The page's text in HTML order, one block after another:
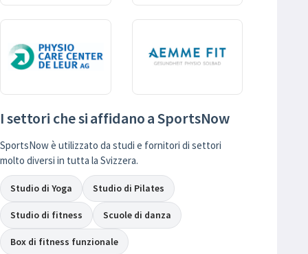
I settori che si affidano a SportsNow
SportsNow è utilizzato da studi e fornitori di settori
molto diversi in tutta la Svizzera.
Studio di Yoga Studio di Pilates
Studio di fitness Scuole di danza
Box di fitness funzionale